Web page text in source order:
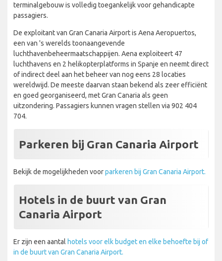
terminalgebouw is volledig toegankelijk voor gehandicapte
passagiers.
De exploitant van Gran Canaria Airport is Aena Aeropuertos,
een van 's werelds toonaangevende
luchthavenbeheermaatschappijen. Aena exploiteert 47
luchthavens en 2 helikopterplatforms in Spanje en neemt direct
of indirect deel aan het beheer van nog eens 28 locaties
wereldwijd. De meeste daarvan staan bekend als zeer efficiënt
en goed georganiseerd, met Gran Canaria als geen
uitzondering. Passagiers kunnen vragen stellen via 902 404
704.
Parkeren bij Gran Canaria Airport
Bekijk de mogelijkheden voorparkeren bij Gran Canaria Airport.
Hotels in de buurt van Gran
Canaria Airport
Er zijn een aantal hotels voor elk budget en elke behoefte bij of
in de buurt van Gran Canaria Airport.